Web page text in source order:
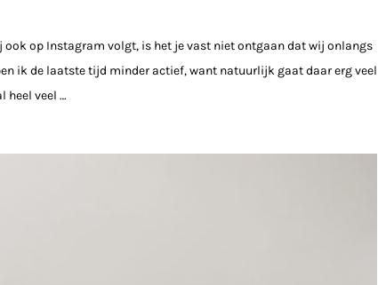
ook op Instagram volgt, is het je vast niet ontgaan dat wij onlangs
ik de laatste tijd minder actief, want natuurlijk gaat daar erg veel
heel veel …